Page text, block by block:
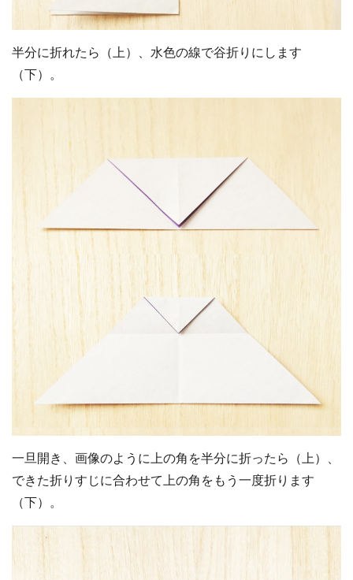
半分に折れたら（上）、水色の線で谷折りにします
（下）。
一旦開き、画像のように上の角を半分に折ったら（上）、
できた折りすじに合わせて上の角をもう一度折ります
（下）。